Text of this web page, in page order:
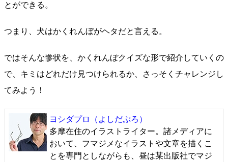
とができる。
つまり、犬はかくれんぼがヘタだと言える。
ではそんな惨状を、かくれんぼクイズな形で紹介していくの
で、キミはどれだけ見つけられるか、さっそくチャレンジし
てみよう！
ヨシダプロ
（よしだぷろ）
多摩在住のイラストライター。諸メディアに
おいて、フマジメなイラストや文章を描くこ
とを専門としながらも、昼は某出版社でマジ